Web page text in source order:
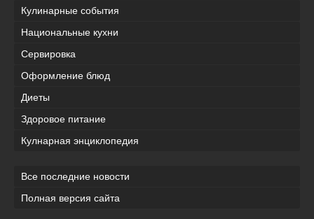
Кулинарные события
Национальные кухни
Сервировка
Оформление блюд
Диеты
Здоровое питание
Кулнарная энциклопедия
Все последние новости
Полная версия сайта